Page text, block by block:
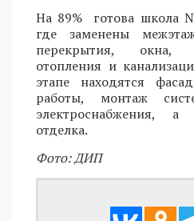
На 89% готова школа
где заменены
перекрытия, окна,
отопления и
этапе находятся
работы, монтаж
электроснабжения, а
отделка.
Фото: ДИП